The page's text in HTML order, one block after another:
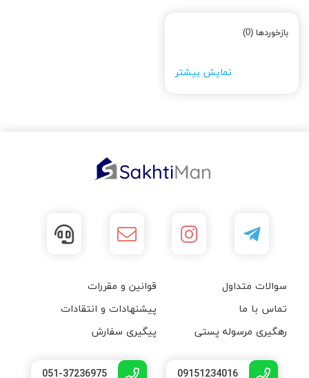
بازخوردها (0)
نمایش بیشتر
سوالات متداول
قوانین و مقررات
تماس با ما
پیشنهادات و انتقادات
رهگیری مرسوله پستی
پیگیری سفارش
09151234016
051-37236975